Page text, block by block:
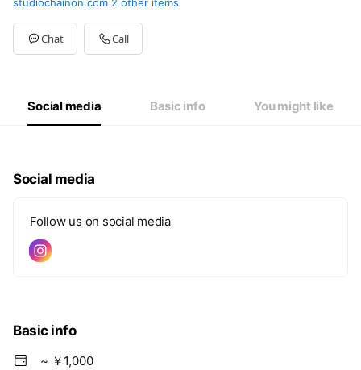
studiochainon.com 2 other items
Chat Call
Social media Basic info You might like
Social media
Follow us on social media
Basic info
~ ￥1,000